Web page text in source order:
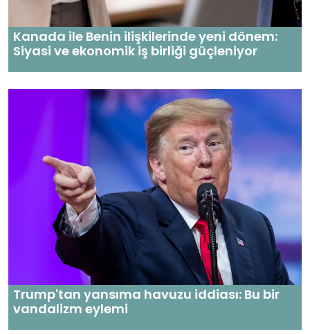
Kanada ile Benin ilişkilerinde yeni dönem:
Siyasi ve ekonomik iş birliği güçleniyor
Trump'tan yansıma havuzu iddiası: Bu bir
vandalizm eylemi